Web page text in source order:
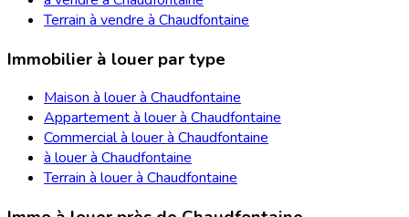
Terrain à vendre à Chaudfontaine
Immobilier à louer par type
Maison à louer à Chaudfontaine
Appartement à louer à Chaudfontaine
Commercial à louer à Chaudfontaine
à louer à Chaudfontaine
Terrain à louer à Chaudfontaine